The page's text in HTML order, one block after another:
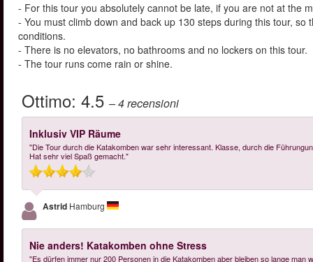
- For this tour you absolutely cannot be late, if you are not at the
- You must climb down and back up 130 steps during this tour,
conditions.
- There is no elevators, no bathrooms and no lockers on this tour.
- The tour runs come rain or shine.
Ottimo: 4.5 – 4recensioni
Inklusiv VIP Räume
"Die Tour durch die Katakomben war sehr interessant. Klasse, durch die
Hat sehr viel Spaß gemacht."
Astrid Hamburg
Nie anders! Katakomben ohne Stress
"Es dürfen immer nur 200 Personen in die Katakomben aber bleiben so lange